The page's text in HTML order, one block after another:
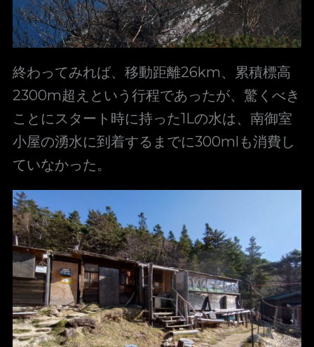
終わってみれば、移動距離26km、累積標高
2300m超えという行程であったが、驚くべき
ことにスタート時に持った1Lの水は、南御室
小屋の湧水に到着するまでに300mlも消費し
ていなかった。